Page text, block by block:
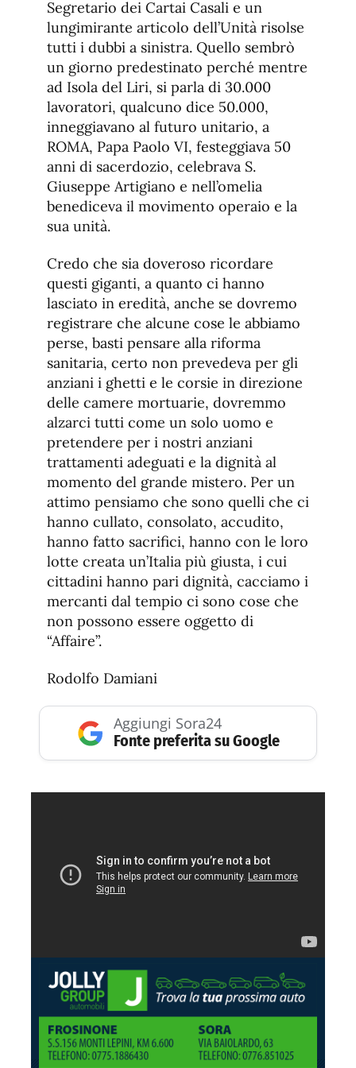
Segretario dei Cartai Casali e un
lungimirante articolo dell’Unità risolse
tutti i dubbi a sinistra. Quello sembrò
un giorno predestinato perché mentre
ad Isola del Liri, si parla di 30.000
lavoratori, qualcuno dice 50.000,
inneggiavano al futuro unitario, a
ROMA, Papa Paolo VI, festeggiava 50
anni di sacerdozio, celebrava S.
Giuseppe Artigiano e nell’omelia
benediceva il movimento operaio e la
sua unità.
Credo che sia doveroso ricordare
questi giganti, a quanto ci hanno
lasciato in eredità, anche se dovremo
registrare che alcune cose le abbiamo
perse, basti pensare alla riforma
sanitaria, certo non prevedeva per gli
anziani i ghetti e le corsie in direzione
delle camere mortuarie, dovremmo
alzarci tutti come un solo uomo e
pretendere per i nostri anziani
trattamenti adeguati e la dignità al
momento del grande mistero. Per un
attimo pensiamo che sono quelli che ci
hanno cullato, consolato, accudito,
hanno fatto sacrifici, hanno con le loro
lotte creata un’Italia più giusta, i cui
cittadini hanno pari dignità, cacciamo i
mercanti dal tempio ci sono cose che
non possono essere oggetto di
“Affaire”.
Rodolfo Damiani
Aggiungi Sora24
Fonte preferita su Google